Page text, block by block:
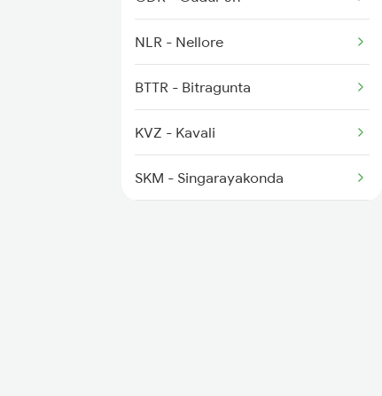
2854 Bpl Durg Spl
2883 Durg Nzm Sf Spl
2884 Durg Festival Sp
2905 Festival Spl
NLR - Nellore
BTTR - Bitragunta
KVZ - Kavali
SKM - Singarayakonda